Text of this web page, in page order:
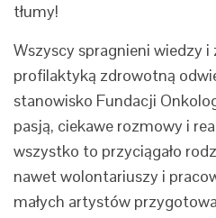
tłumy!
Wszyscy spragnieni wiedzy i
profilaktyką zdrowotną
stanowisko Fundacji
pasją, ciekawe rozmowy i
wszystko to przyciągało
nawet wolontariuszy i
małych artystów